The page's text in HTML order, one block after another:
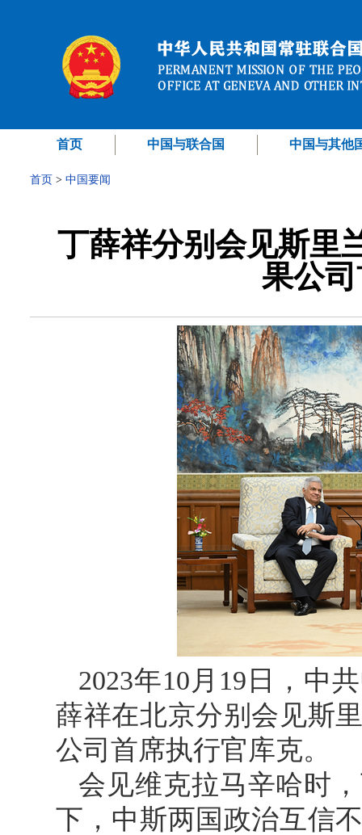
首页 中国与联合国 中国与其他
首页 > 中国要闻
丁薛祥分别会见斯里
果公
2023年10月19日，中
薛祥在北京分别会见斯
公司首席执行官库克。
会见维克拉马辛哈时
下，中斯两国政治互信